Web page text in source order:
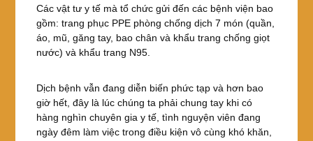
Các vật tư y tế mà tổ chức gửi đến các bệnh viện bao
gồm: trang phục PPE phòng chống dịch 7 món (quần,
áo, mũ, găng tay, bao chân và khẩu trang chống giọt
nước) và khẩu trang N95.
Dịch bệnh vẫn đang diễn biến phức tạp và hơn bao
giờ hết, đây là lúc chúng ta phải chung tay khi có
hàng nghìn chuyên gia y tế, tình nguyện viên đang
ngày đêm làm việc trong điều kiện vô cùng khó khăn,